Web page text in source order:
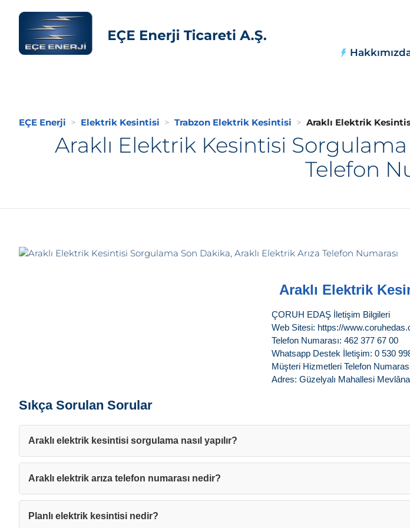
EÇE Enerji Elektrik Kesintisi Trabzon Elektrik Kesintisi Araklı Elektrik
Araklı Elektrik Kesintisi
Telefon
Araklı Elektrik
ÇORUH EDAŞ İletişim Bilgileri
Web Sitesi: https://
Telefon Numarası: 462 377 67 00
Whatsapp Destek İletişim: 0 530
Müşteri Hizmetleri Telefon
Adres: Güzelyalı Mahallesi
Sıkça Sorulan Sorular
Araklı elektrik kesintisi sorgulama nasıl yapılır?
Araklı elektrik arıza telefon numarası nedir?
Planlı elektrik kesintisi nedir?